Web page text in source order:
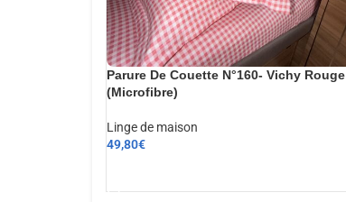
Parure De Couette N°160- Vichy Rouge
(Microfibre)
Linge de maison
49,80€